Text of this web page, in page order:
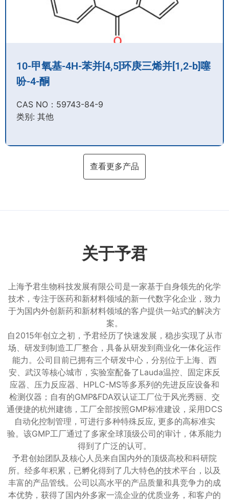
10-甲氧基-4H-苯并[4,5]环庚三烯并[1,2-b]噻
吩-4-酮
CAS NO：59743-84-9​
类别: 其他
查看更多产品
关于予君
上海予君生物科技发展有限公司是一家基于自身领先的化学
技术，专注于医药和新材料领域的新一代数字化企业，致力
于为国内外创新药和新材料领域的客户提供一站式的解决方
案。
自2015年创立之初，予君经历了快速发展，稳步实现了从市
场、研发到制造工厂整合，具备从研发到商业化一体化运作
能力。公司目前已拥有三个研发中心，分别位于上海、西
安、武汉等核心城市，实验室配备了Lauda温控、固定床反
应器、压力反应器、HPLC-MS等多系列的先进反应设备和
检测仪器；自有的GMP&FDA双认证工厂位于风光秀丽、交
通便捷的杭州建德，工厂全部按照GMP标准建设，采用DCS
自动化控制管理，可进行多种特殊反应, 更多的高标准实
验。该GMP工厂通过了多家全球顶级公司的审计，体系能力
得到了广泛的认可。
予君创始团队及核心人员来自国内外的顶级高校和科研院
所。经多年积累，已孵化得到了几大特色的技术平台，以及
丰富的产品管线。公司以高水平的产品质量和具竞争力的成
本优势，获得了国内外多家一流企业的优质业务，和客户的